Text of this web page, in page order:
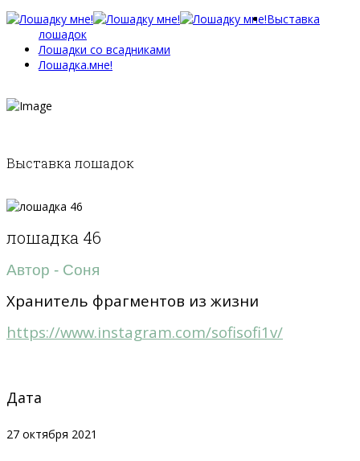
Выставка
лошадок
Лошадки со всадниками
Лошадка.мне!
Выставка лошадок
лошадка 46
Автор - Соня
Хранитель фрагментов из жизни
https://www.instagram.com/sofisofi1v/
Дата
27 октября 2021